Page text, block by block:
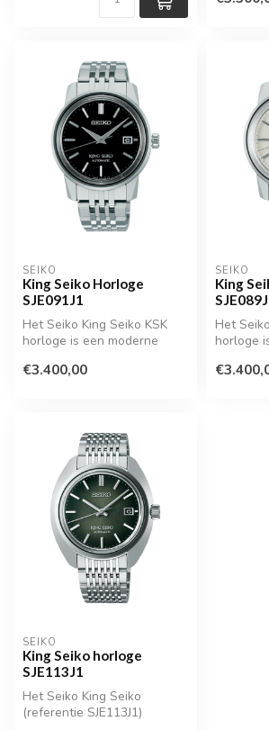
SEIKO
King Seiko Horloge
SJE091J1
Het Seiko King Seiko KSK
horloge is een moderne
mee...
€3.400,00
SEIKO
King
Het
horloge
die tus...
SEIKO
King Seiko horloge
SJE113J1
Het Seiko King Seiko
(referentie SJE113J1)